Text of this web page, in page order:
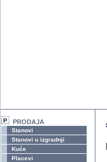
PRODAJA
Stanovi
Stanovi u izgradnji
Kuće
Placevi